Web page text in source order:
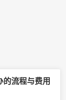
的流程与费用